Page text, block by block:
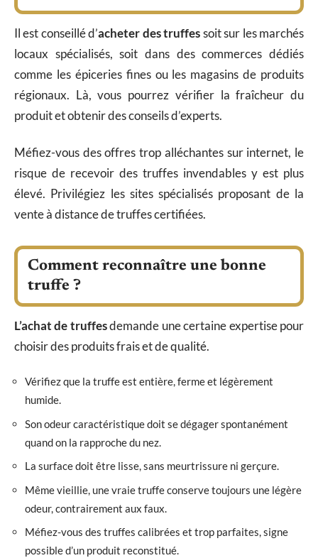
Il est conseillé d’acheter des truffessoit sur les marchés
locaux spécialisés, soit dans des commerces dédiés
comme les épiceries fines ou les magasins de produits
régionaux. Là, vous pourrez vérifier la fraîcheur du
produit et obtenir des conseils d’experts.
Méfiez-vous des offres trop alléchantes sur internet, le
risque de recevoir des truffes invendables y est plus
élevé. Privilégiez les sites spécialisés proposant de la
vente à distance de truffes certifiées.
Comment reconnaître une bonne
truffe ?
L’achat de truffesdemande une certaine expertise pour
choisir des produits frais et de qualité.
Vérifiez que la truffe est entière, ferme et légèrement
humide.
Son odeur caractéristique doit se dégager spontanément
quand on la rapproche du nez.
La surface doit être lisse, sans meurtrissure ni gerçure.
Même vieillie, une vraie truffe conserve toujours une légère
odeur, contrairement aux faux.
Méfiez-vous des truffes calibrées et trop parfaites, signe
possible d’un produit reconstitué.